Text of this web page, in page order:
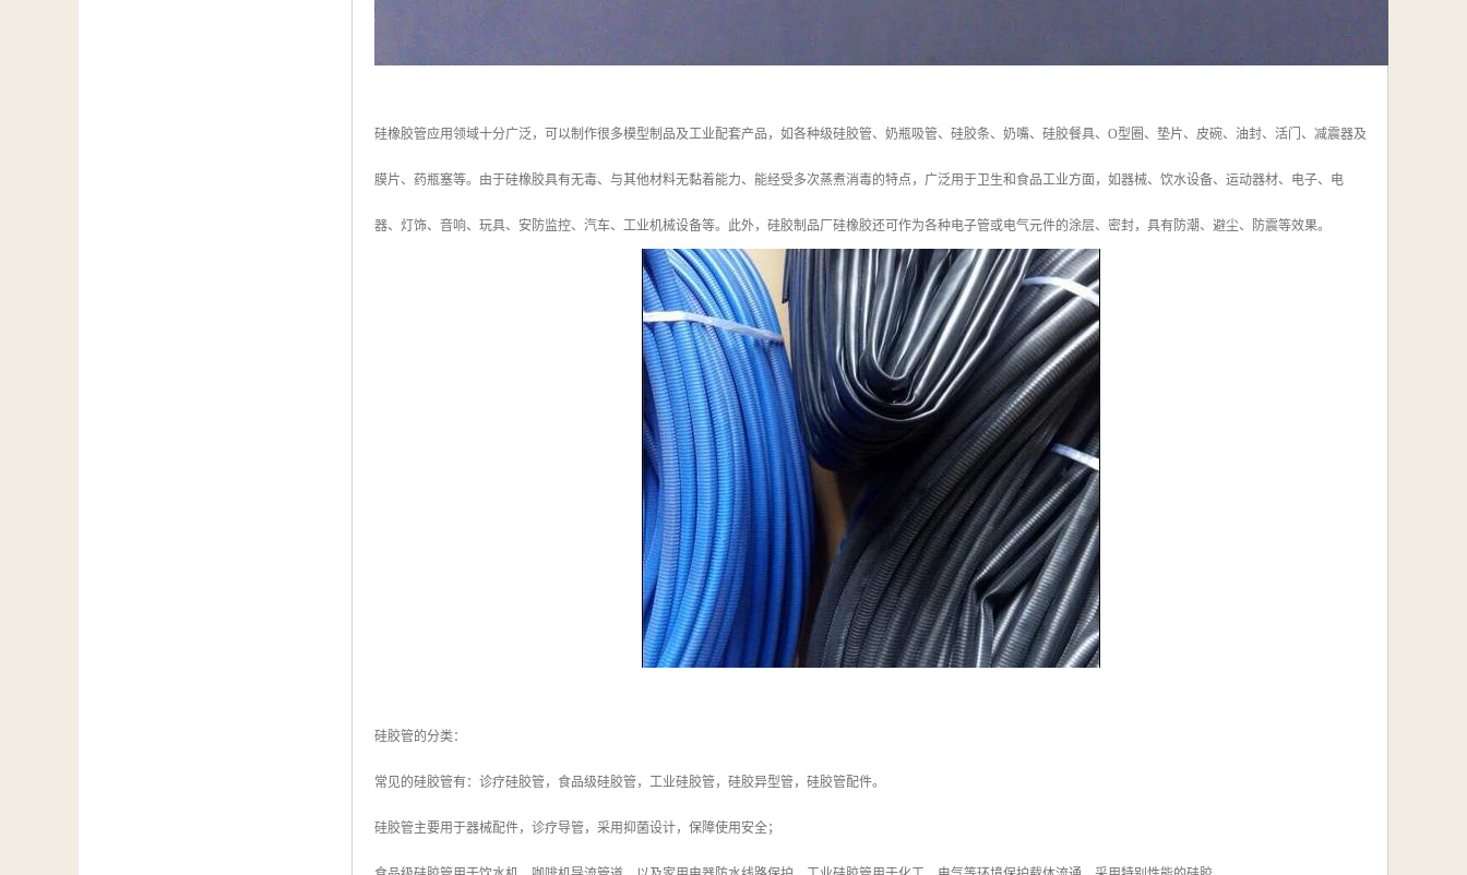
硅橡胶管应用领域十分广泛，可以制作很多模型制品及工业配套产品，如各种级硅胶管、奶瓶吸管、硅胶条、奶嘴、硅胶餐具、O型圈、垫片、皮碗、油封、活门、减震器及
膜片、药瓶塞等。由于硅橡胶具有无毒、与其他材料无黏着能力、能经受多次蒸煮消毒的特点，广泛用于卫生和食品工业方面，如器械、饮水设备、运动器材、电子、电
器、灯饰、音响、玩具、安防监控、汽车、工业机械设备等。此外，硅胶制品厂硅橡胶还可作为各种电子管或电气元件的涂层、密封，具有防潮、避尘、防震等效果。
硅胶管的分类：
常见的硅胶管有：诊疗硅胶管，食品级硅胶管，工业硅胶管，硅胶异型管，硅胶管配件。
硅胶管主要用于器械配件，诊疗导管，采用抑菌设计，保障使用安全；